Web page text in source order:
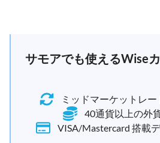
サモアでも使えるWise
ミッドマーケットレー
40通貨以上の外
VISA/Mastercard 搭載